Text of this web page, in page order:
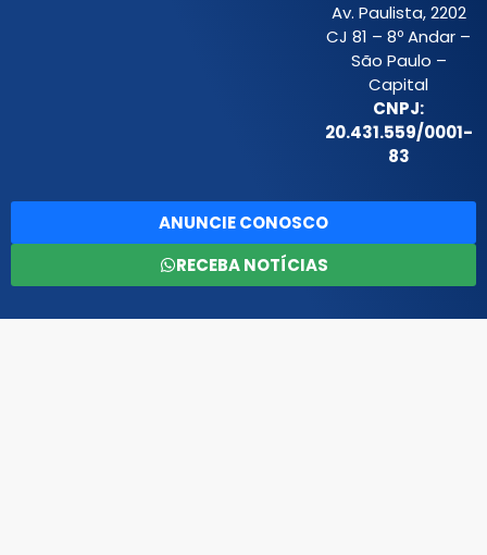
Av. Paulista, 2202
CJ 81 – 8º Andar –
São Paulo –
Capital
CNPJ:
20.431.559/0001-
83
ANUNCIE CONOSCO
RECEBA NOTÍCIAS